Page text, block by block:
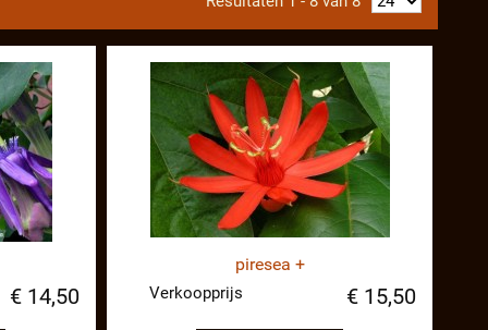
€ 14,50
piresea +
Verkoopprijs € 15,50